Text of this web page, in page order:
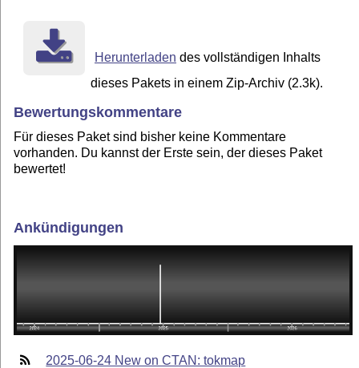
Herunterladen des vollständigen Inhalts
dieses Pakets in einem Zip-Archiv (2.3k).
Bewertungskommentare
Für dieses Paket sind bisher keine Kommentare
vorhanden. Du kannst der Erste sein, der dieses Paket
bewertet!
Ankündigungen
2025-06-24 New on CTAN: tokmap